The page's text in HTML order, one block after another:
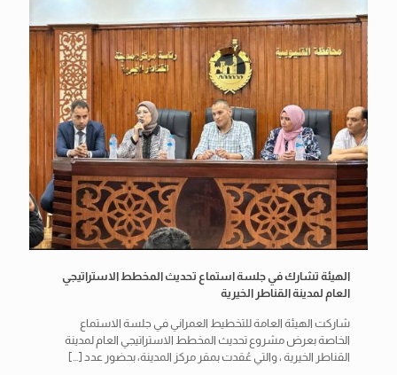
الهيئة تشارك في جلسة استماع تحديث المخطط الاستراتيجي
العام لمدينة القناطر الخيرية
شاركت الهيئة العامة للتخطيط العمراني في جلسة الاستماع
الخاصة بعرض مشروع تحديث المخطط الاستراتيجي العام لمدينة
القناطر الخيرية ، والتي عُقدت بمقر مركز المدينة، بحضور عدد […]